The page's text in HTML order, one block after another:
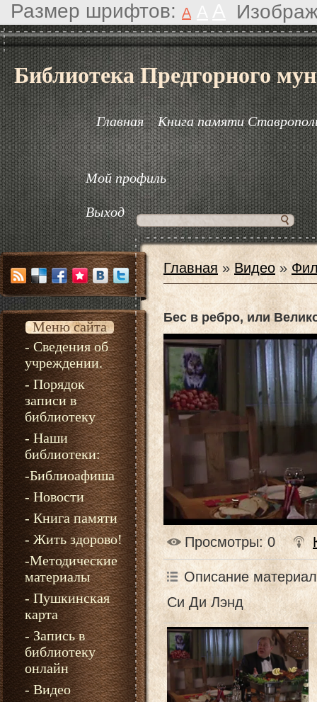
Размер шрифтов: A
Библиотека Предгорного
Главная Книга памяти
Мой профиль
Выход
Меню сайта
- Сведения об
учреждении.
- Порядок
записи в
библиотеку
- Наши
библиотеки:
-Библиоафиша
- Новости
- Книга памяти
- Жить здорово!
-Методические
материалы
- Пушкинская
карта
- Запись в
библиотеку
онлайн
- Видео
Главная »Видео »
Бес в ребро, или
Просмотры: 0
Описание
Си Ди Лэнд